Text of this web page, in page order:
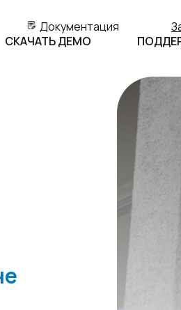
Документация
СКАЧАТЬ ДЕМО